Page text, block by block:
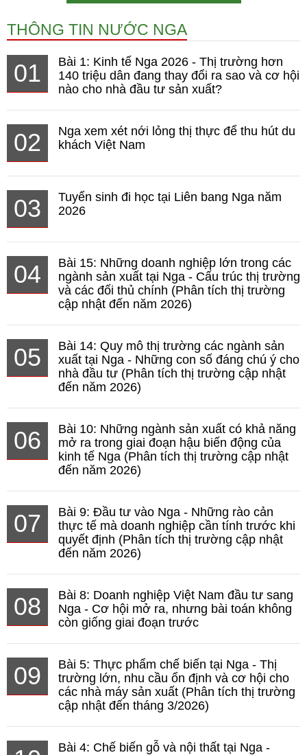
THÔNG TIN NƯỚC NGA
01
Bài 1: Kinh tế Nga 2026 - Thị trường hơn
140 triệu dân đang thay đổi ra sao và cơ hội
nào cho nhà đầu tư sản xuất?
02
Nga xem xét nới lỏng thị thực để thu hút du
khách Việt Nam
03
Tuyển sinh đi học tại Liên bang Nga năm
2026
04
Bài 15: Những doanh nghiệp lớn trong các
ngành sản xuất tại Nga - Cấu trúc thị trường
và các đối thủ chính (Phân tích thị trường
cập nhật đến năm 2026)
05
Bài 14: Quy mô thị trường các ngành sản
xuất tại Nga - Những con số đáng chú ý cho
nhà đầu tư (Phân tích thị trường cập nhật
đến năm 2026)
06
Bài 10: Những ngành sản xuất có khả năng
mở ra trong giai đoạn hậu biến động của
kinh tế Nga (Phân tích thị trường cập nhật
đến năm 2026)
07
Bài 9: Đầu tư vào Nga - Những rào cản
thực tế mà doanh nghiệp cần tính trước khi
quyết định (Phân tích thị trường cập nhật
đến năm 2026)
08
Bài 8: Doanh nghiệp Việt Nam đầu tư sang
Nga - Cơ hội mở ra, nhưng bài toán không
còn giống giai đoạn trước
09
Bài 5: Thực phẩm chế biến tại Nga - Thị
trường lớn, nhu cầu ổn định và cơ hội cho
các nhà máy sản xuất (Phân tích thị trường
cập nhật đến tháng 3/2026)
Bài 4: Chế biến gỗ và nội thất tại Nga -